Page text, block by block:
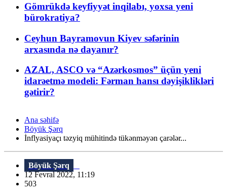
Gömrükdə keyfiyyət inqilabı, yoxsa yeni
bürokratiya?
Ceyhun Bayramovun Kiyev səfərinin
arxasında nə dayanır?
AZAL, ASCO və “Azərkosmos” üçün yeni
idarəetmə modeli: Fərman hansı dəyişiklikləri
gətirir?
Ana səhifə
Böyük Şərq
İnflyasiyaçı təzyiq mühitində tükənməyən çarələr...
Böyük Şərq
12 Fevral 2022, 11:19
503